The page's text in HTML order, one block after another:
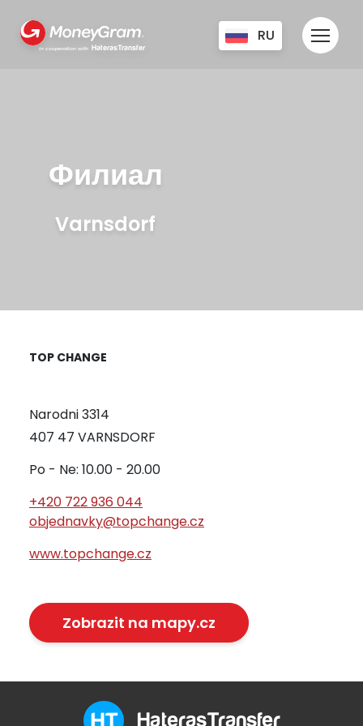
in cooperation with HaterasTransfer
RU
Филиал
Varnsdorf
TOP CHANGE
Narodni 3314
407 47 VARNSDORF
Po - Ne: 10.00 - 20.00
+420 722 936 044
objednavky@topchange.cz
www.topchange.cz
Zobrazit na mapy.cz
HaterasTransfer